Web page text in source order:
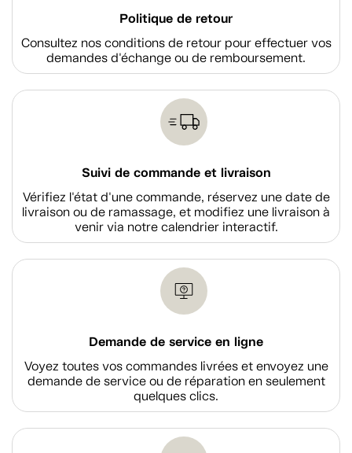
Politique de retour
Consultez nos conditions de retour pour effectuer vos
demandes d'échange ou de remboursement.
Suivi de commande et livraison
Vérifiez l'état d'une commande, réservez une date de
livraison ou de ramassage, et modifiez une livraison à
venir via notre calendrier interactif.
Demande de service en ligne
Voyez toutes vos commandes livrées et envoyez une
demande de service ou de réparation en seulement
quelques clics.